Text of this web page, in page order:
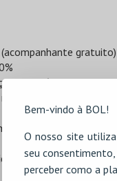
Bem-vindo à BOL!
O nosso site
seu
perceber como a
-até 16 anos
a 25 de
a 25 de
apenas para as